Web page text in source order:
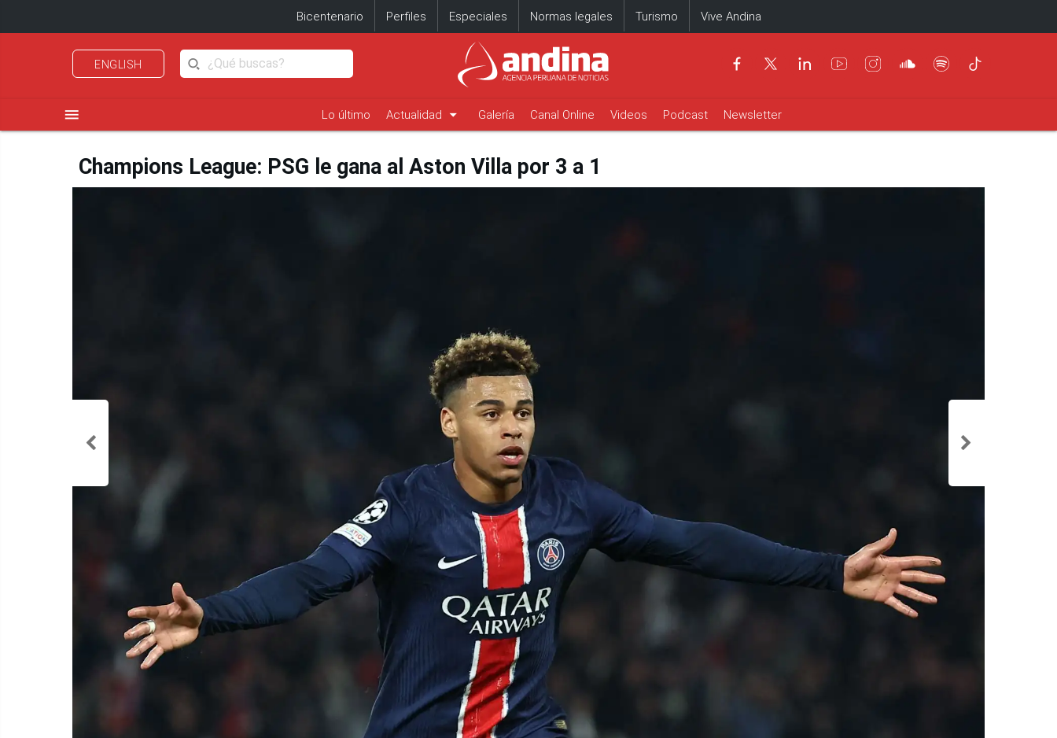
Bicentenario Perfiles Especiales Normas legales Turismo Vive Andina
ENGLISH
menu Lo último Actualidad arrow_drop_down Galería Canal Online Videos Podcast Newsletter
Champions League: PSG le gana al Aston Villa por 3 a 1